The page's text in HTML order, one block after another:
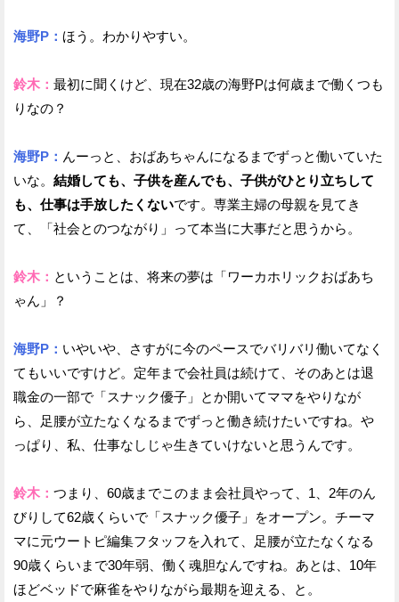
海野P： ほう。わかりやすい。
鈴木： 最初に聞くけど、現在32歳の海野Pは何歳まで働くつも
りなの？
海野P： んーっと、おばあちゃんになるまでずっと働いていた
いな。 結婚しても、子供を産んでも、子供がひとり立ちして
も、仕事は手放したくないです。専業主婦の母親を見てき
て、「社会とのつながり」って本当に大事だと思うから。
鈴木： ということは、将来の夢は「ワーカホリックおばあち
ゃん」？
海野P： いやいや、さすがに今のペースでバリバリ働いてなく
てもいいですけど。定年まで会社員は続けて、そのあとは退
職金の一部で「スナック優子」とか開いてママをやりなが
ら、足腰が立たなくなるまでずっと働き続けたいですね。や
っぱり、私、仕事なしじゃ生きていけないと思うんです。
鈴木： つまり、60歳までこのまま会社員やって、1、2年のん
びりして62歳くらいで「スナック優子」をオープン。チーマ
マに元ウートピ編集フタッフを入れて、足腰が立たなくなる
90歳くらいまで30年弱、働く魂胆なんですね。あとは、10年
ほどベッドで麻雀をやりながら最期を迎える、と。